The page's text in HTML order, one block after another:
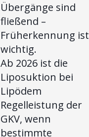
Übergänge sind
fließend –
Früherkennung ist
wichtig.
Ab 2026 ist die
Liposuktion bei
Lipödem
Regelleistung der
GKV, wenn
bestimmte